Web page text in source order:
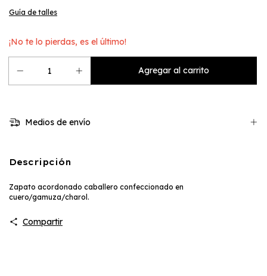
Guía de talles
¡No te lo pierdas, es el último!
Medios de envío
Descripción
Zapato acordonado caballero confeccionado en
cuero/gamuza/charol.
Compartir